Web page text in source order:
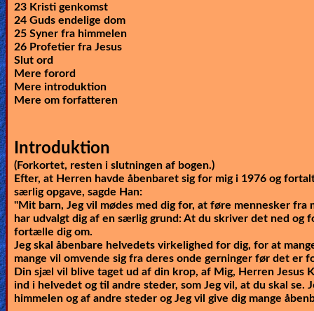
🎞
Vids
for
New
Believers
Heaven
Hell
Prayer
23 Kristi genkomst
24 Guds endelige dom
25 Syner fra himmelen
26 Profetier fra Jesus
Slut ord
Mere forord
Mere introduktion
Mere om forfatteren
Introduktion
(Forkortet, resten i slutningen af bogen.)
Efter, at Herren havde åbenbaret sig for mig i 1976 og
særlig opgave, sagde Han:
"Mit barn, Jeg vil mødes med dig for, at føre mennesker fra
har udvalgt dig af en særlig grund: At du skriver det ned og
fortælle dig om.
Jeg skal åbenbare helvedets virkelighed for dig, for at
mange vil omvende sig fra deres onde gerninger før det er
Din sjæl vil blive taget ud af din krop, af Mig, Herren Jesus
ind i helvedet og til andre steder, som Jeg vil, at du skal se.
himmelen og af andre steder og Jeg vil give dig mange